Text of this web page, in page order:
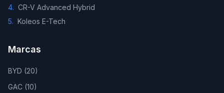
4. CR-V Advanced Hybrid
5. Koleos E-Tech
Marcas
BYD (20)
GAC (10)